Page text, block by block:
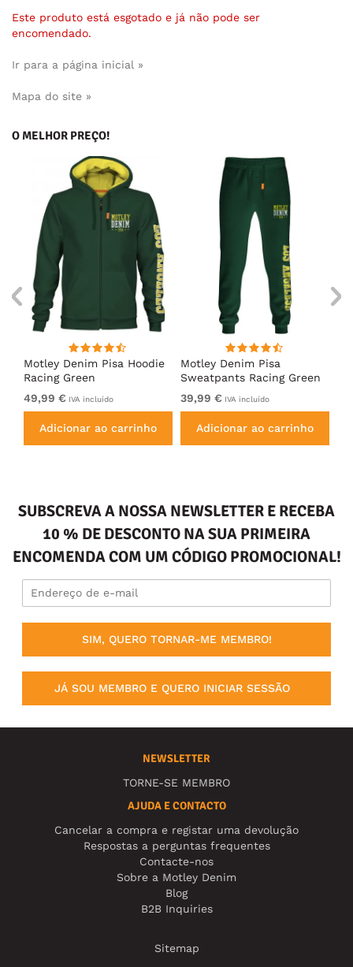
Este produto está esgotado e já não pode ser
encomendado.
Ir para a página inicial »
Mapa do site »
O MELHOR PREÇO!
Motley Denim Pisa Hoodie
Racing Green
49,99 € IVA incluído
Adicionar ao carrinho
Motley Denim Pisa
Sweatpants Racing Green
39,99 € IVA incluído
Adicionar ao carrinho
SUBSCREVA A NOSSA NEWSLETTER E RECEBA
10 % DE DESCONTO NA SUA PRIMEIRA
ENCOMENDA COM UM CÓDIGO PROMOCIONAL!
SIM, QUERO TORNAR-ME MEMBRO!
JÁ SOU MEMBRO E QUERO INICIAR SESSÃO
NEWSLETTER
TORNE-SE MEMBRO
AJUDA E CONTACTO
Cancelar a compra e registar uma devolução
Respostas a perguntas frequentes
Contacte-nos
Sobre a Motley Denim
Blog
B2B Inquiries
Sitemap